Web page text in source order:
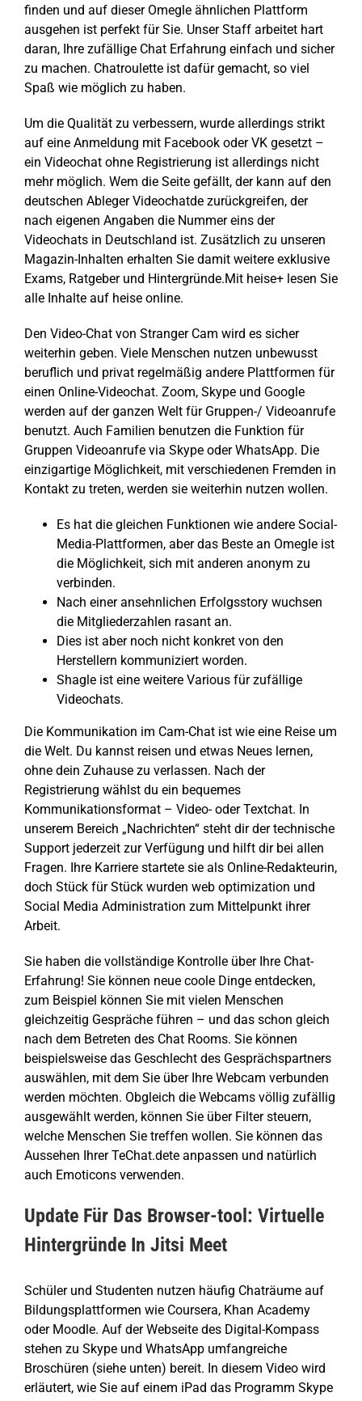
finden und auf dieser Omegle ähnlichen Plattform
ausgehen ist perfekt für Sie. Unser Staff arbeitet hart
daran, Ihre zufällige Chat Erfahrung einfach und sicher
zu machen. Chatroulette ist dafür gemacht, so viel
Spaß wie möglich zu haben.
Um die Qualität zu verbessern, wurde allerdings strikt
auf eine Anmeldung mit Facebook oder VK gesetzt –
ein Videochat ohne Registrierung ist allerdings nicht
mehr möglich. Wem die Seite gefällt, der kann auf den
deutschen Ableger Videochatde zurückgreifen, der
nach eigenen Angaben die Nummer eins der
Videochats in Deutschland ist. Zusätzlich zu unseren
Magazin-Inhalten erhalten Sie damit weitere exklusive
Exams, Ratgeber und Hintergründe.Mit heise+ lesen Sie
alle Inhalte auf heise online.
Den Video-Chat von Stranger Cam wird es sicher
weiterhin geben. Viele Menschen nutzen unbewusst
beruflich und privat regelmäßig andere Plattformen für
einen Online-Videochat. Zoom, Skype und Google
werden auf der ganzen Welt für Gruppen-/ Videoanrufe
benutzt. Auch Familien benutzen die Funktion für
Gruppen Videoanrufe via Skype oder WhatsApp. Die
einzigartige Möglichkeit, mit verschiedenen Fremden in
Kontakt zu treten, werden sie weiterhin nutzen wollen.
Es hat die gleichen Funktionen wie andere Social-
Media-Plattformen, aber das Beste an Omegle ist
die Möglichkeit, sich mit anderen anonym zu
verbinden.
Nach einer ansehnlichen Erfolgsstory wuchsen
die Mitgliederzahlen rasant an.
Dies ist aber noch nicht konkret von den
Herstellern kommuniziert worden.
Shagle ist eine weitere Various für zufällige
Videochats.
Die Kommunikation im Cam-Chat ist wie eine Reise um
die Welt. Du kannst reisen und etwas Neues lernen,
ohne dein Zuhause zu verlassen. Nach der
Registrierung wählst du ein bequemes
Kommunikationsformat – Video- oder Textchat. In
unserem Bereich „Nachrichten“ steht dir der technische
Support jederzeit zur Verfügung und hilft dir bei allen
Fragen. Ihre Karriere startete sie als Online-Redakteurin,
doch Stück für Stück wurden web optimization und
Social Media Administration zum Mittelpunkt ihrer
Arbeit.
Sie haben die vollständige Kontrolle über Ihre Chat-
Erfahrung! Sie können neue coole Dinge entdecken,
zum Beispiel können Sie mit vielen Menschen
gleichzeitig Gespräche führen – und das schon gleich
nach dem Betreten des Chat Rooms. Sie können
beispielsweise das Geschlecht des Gesprächspartners
auswählen, mit dem Sie über Ihre Webcam verbunden
werden möchten. Obgleich die Webcams völlig zufällig
ausgewählt werden, können Sie über Filter steuern,
welche Menschen Sie treffen wollen. Sie können das
Aussehen Ihrer TeChat.dete anpassen und natürlich
auch Emoticons verwenden.
Update Für Das Browser-tool: Virtuelle
Hintergründe In Jitsi Meet
Schüler und Studenten nutzen häufig Chaträume auf
Bildungsplattformen wie Coursera, Khan Academy
oder Moodle. Auf der Webseite des Digital-Kompass
stehen zu Skype und WhatsApp umfangreiche
Broschüren (siehe unten) bereit. In diesem Video wird
erläutert, wie Sie auf einem iPad das Programm Skype